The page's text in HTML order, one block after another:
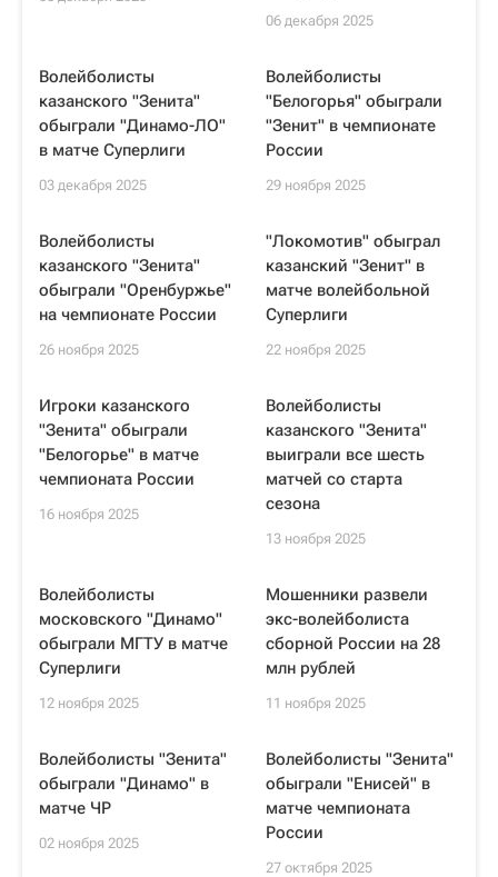
06 декабря 2025
Волейболисты
казанского "Зенита"
обыграли "Динамо-ЛО"
в матче Суперлиги
03 декабря 2025
Волейболисты
"Белогорья" обыграли
"Зенит" в чемпионате
России
29 ноября 2025
Волейболисты
казанского "Зенита"
обыграли "Оренбуржье"
на чемпионате России
26 ноября 2025
"Локомотив" обыграл
казанский "Зенит" в
матче волейбольной
Суперлиги
22 ноября 2025
Игроки казанского
"Зенита" обыграли
"Белогорье" в матче
чемпионата России
16 ноября 2025
Волейболисты
казанского "Зенита"
выиграли все шесть
матчей со старта
сезона
13 ноября 2025
Волейболисты
московского "Динамо"
обыграли МГТУ в матче
Суперлиги
12 ноября 2025
Мошенники развели
экс-волейболиста
сборной России на 28
млн рублей
11 ноября 2025
Волейболисты "Зенита"
обыграли "Динамо" в
матче ЧР
02 ноября 2025
Волейболисты "Зенита"
обыграли "Енисей" в
матче чемпионата
России
27 октября 2025